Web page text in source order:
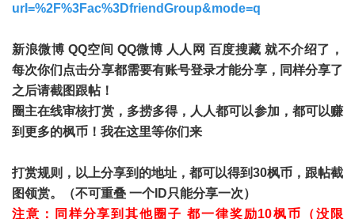
url=%2F%3Fac%3DfriendGroup&mode=q
新浪微博 QQ空间 QQ微博 人人网 百度搜藏 就不介绍了，
每次你们点击分享都需要有账号登录才能分享，同样分享了
之后请截图跟帖！
圈主在线审核打赏，多捞多得，人人都可以参加，都可以赚
到更多的枫币！我在这里等你们来
打赏规则，以上分享到的地址，都可以得到30枫币，跟帖截
图领赏。（不可重叠 一个ID只能分享一次）
注意：同样分享到其他圈子 都一律奖励10枫币（没限